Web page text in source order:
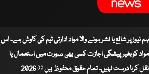
ہم نیوز پر شائع یا نشر ہونے والا مواد ادارتی ٹیم کی کاوش ہے۔ اس
مواد کو بغیر پیشگی اجازت کسی بھی صورت میں استعمال یا
نقل کرنا درست نہیں۔ تمام حقوق محفوظ ہیں © 2026